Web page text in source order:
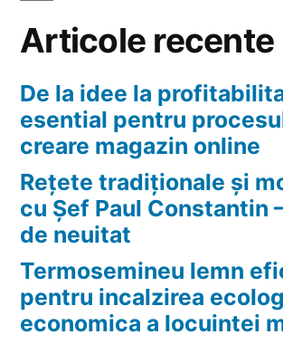
Articole recente
De la idee la
esential pentru
creare magazin online
Rețete tradiționale și
cu Șef Paul Constantin
de neuitat
Termosemineu lemn
pentru incalzirea
economica a locuintei